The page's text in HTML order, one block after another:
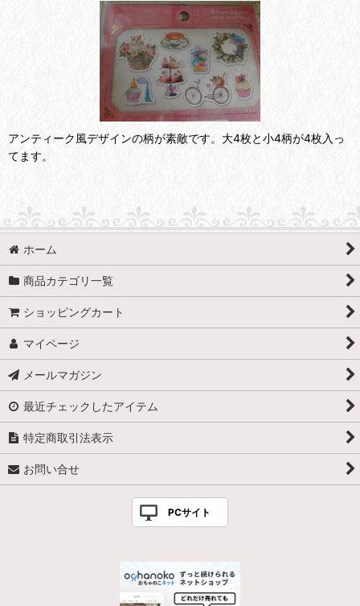
アンティーク風デザインの柄が素敵です。大4枚と小4柄が4枚入っ
てます。
ホーム
商品カテゴリ一覧
ショッピングカート
マイページ
メールマガジン
最近チェックしたアイテム
特定商取引法表示
お問い合せ
PCサイト